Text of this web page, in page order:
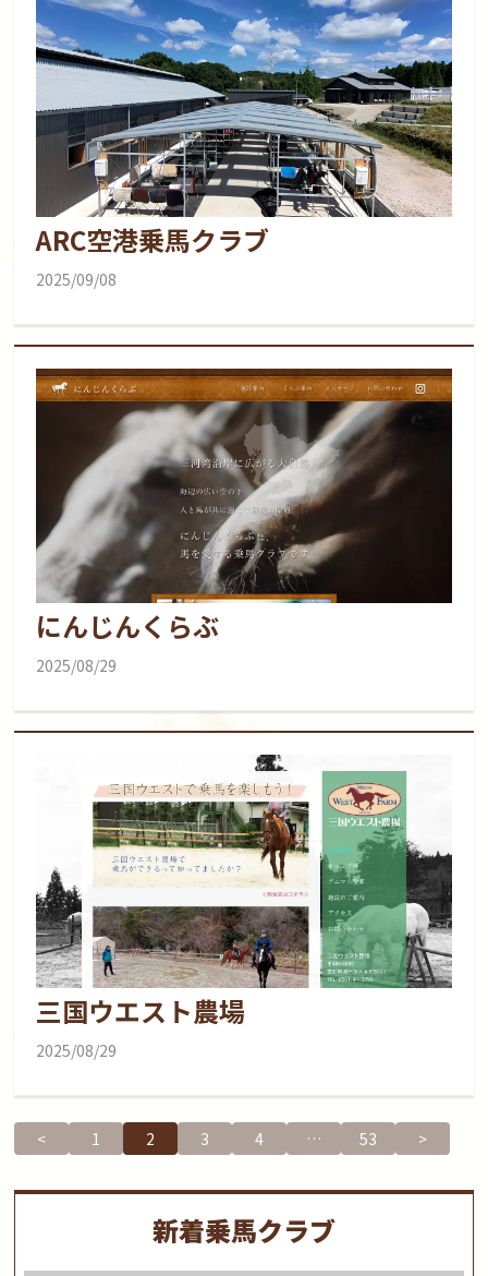
ARC空港乗馬クラブ
2025/09/08
にんじんくらぶ
2025/08/29
三国ウエスト農場
2025/08/29
< 1 2 3 4 … 53 >
新着乗馬クラブ